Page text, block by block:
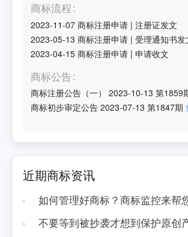
商标流程
2023-11-07 商标注册申请 |注册证发文
2023-05-13 商标注册申请 |受理通知书发
2023-04-15 商标注册申请 |申请收文
商标公告
商标注册公告（一） 2023-10-13 第1859
商标初步审定公告 2023-07-13 第1847期
近期商标资讯
如何管理好商标？商标监控来帮
不要等到被抄袭才想到保护原创